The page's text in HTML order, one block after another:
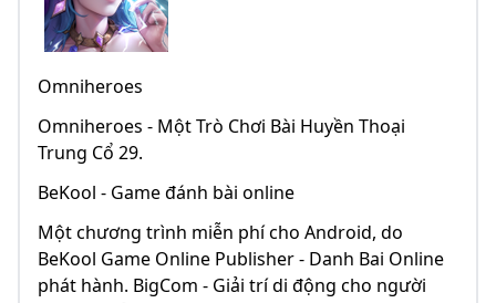
Omniheroes
Omniheroes - Một Trò Chơi Bài Huyền Thoại
Trung Cổ 29.
BeKool - Game đánh bài online
Một chương trình miễn phí cho Android, do
BeKool Game Online Publisher - Danh Bai Online
phát hành. BigCom - Giải trí di động cho người